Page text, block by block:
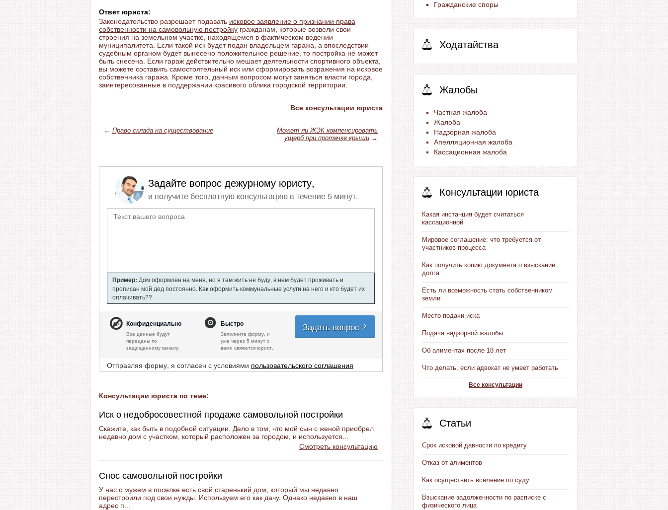
Ответ юриста:
Законодательство разрешает подавать исковое заявление о признании права
собственности на самовольную постройку гражданам, которые возвели свои
строения на земельном участке, находящемся в фактическом ведении
муниципалитета. Если такой иск будет подан владельцем гаража, а впоследствии
судебным органом будет вынесено положительное решение, то постройка не может
быть снесена. Если гараж действительно мешает деятельности спортивного объекта,
вы можете составить самостоятельный иск или сформировать возражения на исковое
собственника гаража. Кроме того, данным вопросом могут заняться власти города,
заинтересованные в поддержании красивого облика городской территории.
Все консультации юриста
← Право склада на существование
Может ли ЖЭК компенсировать
ущерб при протечке крыши →
Задайте вопрос дежурному юристу,
и получите бесплатную консультацию в течение 5 минут.
Пример: Дом оформлен на меня, но я там жить не буду, в нем будет проживать и
прописан мой дед постоянно. Как оформить коммунальные услуги на него и кто будет их
оплачивать??
Конфиденциально
Все данные будут
переданы по
защищенному каналу.
Быстро
Заполните форму, и
уже через 5 минут с
вами свяжется юрист.
Задать вопрос
Отправляя форму, я согласен с условиями пользовательского соглашения
Консультации юриста по теме:
Иск о недобросовестной продаже самовольной постройки
Скажите, как быть в подобной ситуации. Дело в том, что мой сын с женой приобрел
недавно дом с участком, который расположен за городом, и используется...
Смотреть консультацию
Снос самовольной постройки
У нас с мужем в поселке есть свой старенький дом, который мы недавно
перестроили под свои нужды. Используем его как дачу. Однако недавно в наш
адрес п...
Гражданские споры
Ходатайства
Жалобы
Частная жалоба
Жалоба
Надзорная жалоба
Апелляционная жалоба
Кассационная жалоба
Консультации юриста
Какая инстанция будет считаться
кассационной
Мировое соглашение: что требуется от
участников процесса
Как получить копию документа о взыскании
долга
Есть ли возможность стать собственником
земли
Место подачи иска
Подача надзорной жалобы
Об алиментах после 18 лет
Что делать, если адвокат не умеет работать
Все консультации
Статьи
Срок исковой давности по кредиту
Отказ от алиментов
Как осуществить вселение по суду
Взыскание задолженности по расписке с
физического лица